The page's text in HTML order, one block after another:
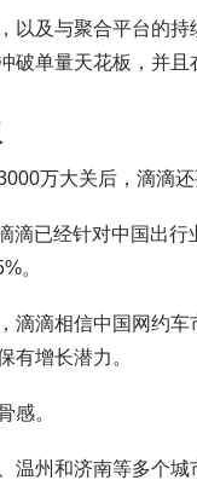
以及与聚合平台的
破单量天花板，并
万大关后，滴滴还
滴已经针对中国出
。
滴滴相信中国网约
有增长潜力。
感。
温州和济南等多个